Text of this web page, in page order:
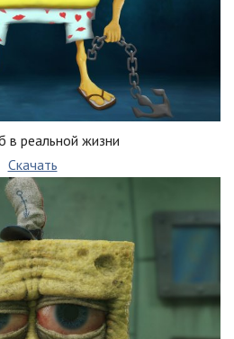
в реальной жизни
Скачать